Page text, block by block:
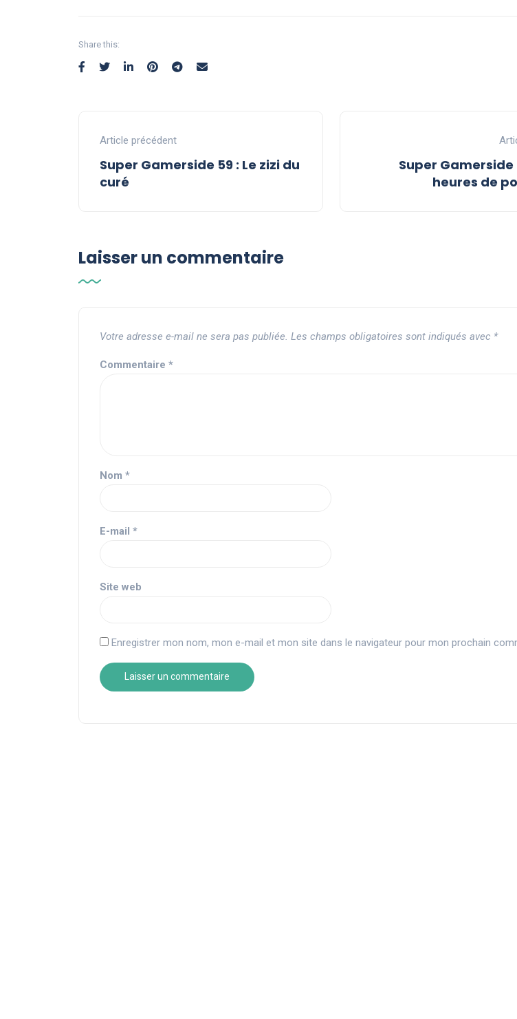
Share this:
Article précédent
Super Gamerside 59 : Le zizi du
curé
Super Gamerside
heures de
Laisser un commentaire
Votre adresse e-mail ne sera pas publiée. Les champs obligatoires sont indiqués avec *
Commentaire *
Nom *
E-mail *
Site web
Enregistrer mon nom, mon e-mail et mon site dans le navigateur pour mon prochain